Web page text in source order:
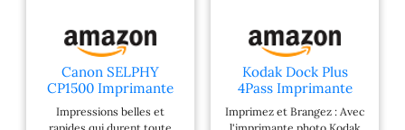
l'emploi. Mesures
adaptées à vous : donnez
libre cours à votre
créativité et imprimez
dans une grande variété
Canon SELPHY
CP1500 Imprimante
Photo Mobile avec kit
de Papier, Noir,
Impressions belles et
Kodak Dock Plus
4Pass Imprimante
Photo (10x15cm) +
Paquet avec 50 Papier
Imprimez et Brangez : Avec